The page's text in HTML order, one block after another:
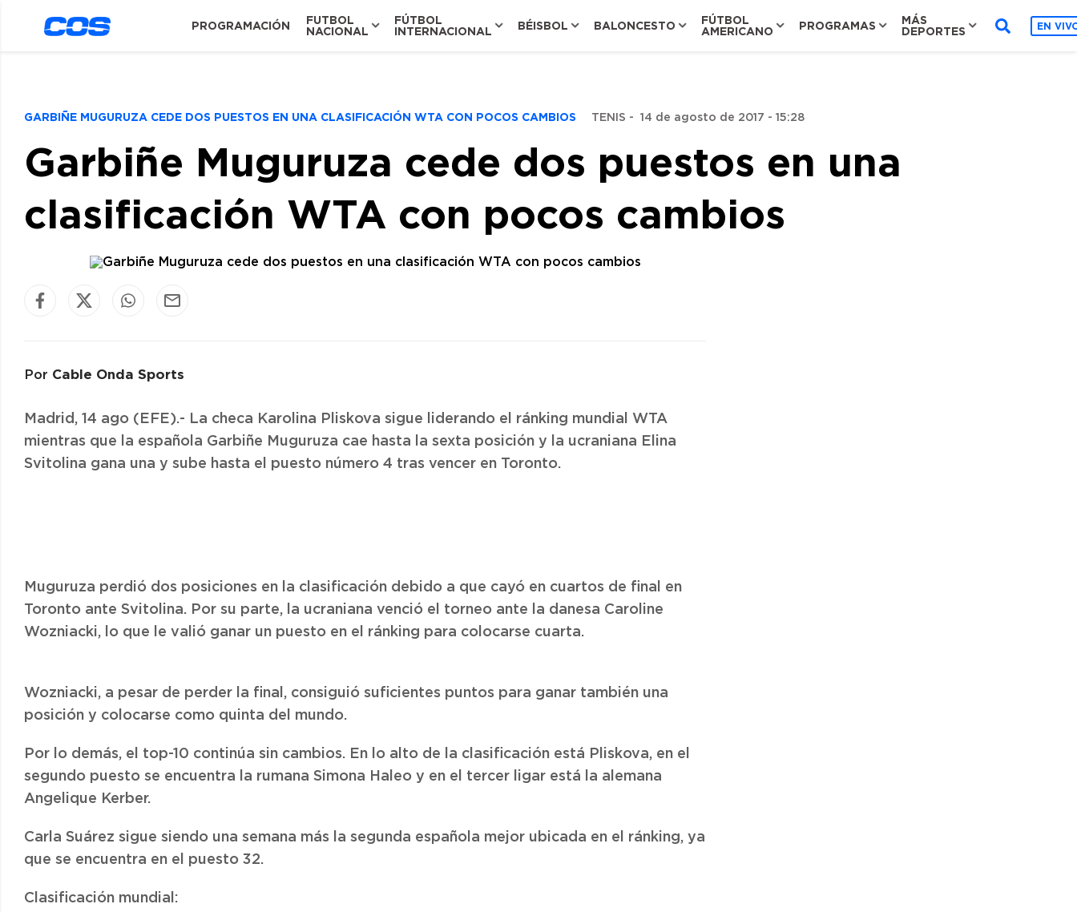
PROGRAMACIÓN
FUTBOL
NACIONAL
FÚTBOL
INTERNACIONAL
BÉISBOL BALONCESTO
FÚTBOL
AMERICANO
PROGRAMAS
MÁS
DEPORTES
EN
GARBIÑE MUGURUZA CEDE DOS PUESTOS EN UNA CLASIFICACIÓN WTA CON POCOS CAMBIOS TENIS - 14 de agosto de 2017 - 15:28
Garbiñe Muguruza cede dos puestos en una
clasificación WTA con pocos cambios
Por Cable Onda Sports
Madrid, 14 ago (EFE).- La checa Karolina Pliskova sigue liderando el ránking mundial WTA
mientras que la española Garbiñe Muguruza cae hasta la sexta posición y la ucraniana Elina
Svitolina gana una y sube hasta el puesto número 4 tras vencer en Toronto.
Muguruza perdió dos posiciones en la clasificación debido a que cayó en cuartos de final en
Toronto ante Svitolina. Por su parte, la ucraniana venció el torneo ante la danesa Caroline
Wozniacki, lo que le valió ganar un puesto en el ránking para colocarse cuarta.
Wozniacki, a pesar de perder la final, consiguió suficientes puntos para ganar también una
posición y colocarse como quinta del mundo.
Por lo demás, el top-10 continúa sin cambios. En lo alto de la clasificación está Pliskova, en el
segundo puesto se encuentra la rumana Simona Haleo y en el tercer ligar está la alemana
Angelique Kerber.
Carla Suárez sigue siendo una semana más la segunda española mejor ubicada en el ránking, ya
que se encuentra en el puesto 32.
Clasificación mundial: